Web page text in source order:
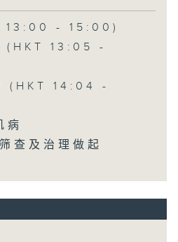
13:00 - 15:00)
(HKT 13:05 -
(HKT 14:04 -
病
查及治理做起